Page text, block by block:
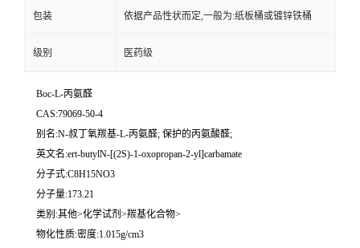
包装 依据产品性状而定,一般为:纸板桶或镀锌铁桶
级别 医药级
Boc-L-丙氨醛
CAS:79069-50-4
别名:N-叔丁氧羰基-L-丙氨醛; 保护的丙氨酸醛;
英文名:ert-butylN-[(2S)-1-oxopropan-2-yl]carbamate
分子式:C8H15NO3
分子量:173.21
类别:其他>化学试剂>羰基化合物>
物化性质:密度:1.015g/cm3